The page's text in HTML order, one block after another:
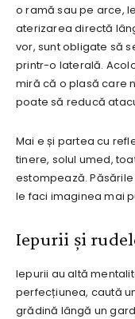
o ramă sau pe arce,
aterizarea directă
vor, sunt obligate să
printr-o laterală.
miră că o plasă care
poate să reducă
Mai e și partea cu
tinere, solul umed,
estompează.
le faci imaginea mai
Iepurii și
Iepurii au altă
perfecțiunea, caută
grădină lângă un